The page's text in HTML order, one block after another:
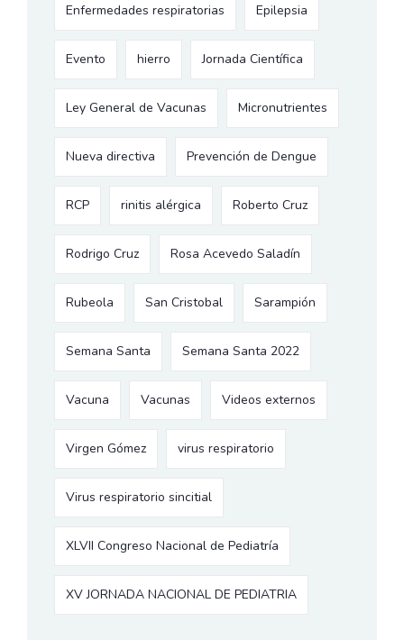
Enfermedades respiratorias Epilepsia
Evento hierro Jornada Científica
Ley General de Vacunas Micronutrientes
Nueva directiva Prevención de Dengue
RCP rinitis alérgica Roberto Cruz
Rodrigo Cruz Rosa Acevedo Saladín
Rubeola San Cristobal Sarampión
Semana Santa Semana Santa 2022
Vacuna Vacunas Videos externos
Virgen Gómez virus respiratorio
Virus respiratorio sincitial
XLVII Congreso Nacional de Pediatría
XV JORNADA NACIONAL DE PEDIATRIA